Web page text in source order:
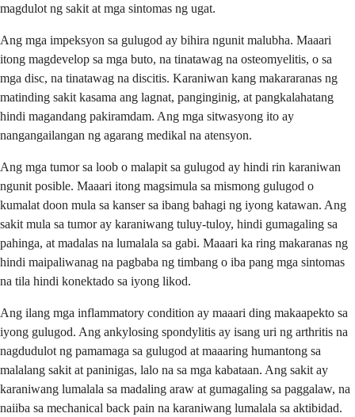
magdulot ng sakit at mga sintomas ng ugat.
Ang mga impeksyon sa gulugod ay bihira ngunit malubha. Maaari
itong magdevelop sa mga buto, na tinatawag na osteomyelitis, o sa
mga disc, na tinatawag na discitis. Karaniwan kang makararanas ng
matinding sakit kasama ang lagnat, panginginig, at pangkalahatang
hindi magandang pakiramdam. Ang mga sitwasyong ito ay
nangangailangan ng agarang medikal na atensyon.
Ang mga tumor sa loob o malapit sa gulugod ay hindi rin karaniwan
ngunit posible. Maaari itong magsimula sa mismong gulugod o
kumalat doon mula sa kanser sa ibang bahagi ng iyong katawan. Ang
sakit mula sa tumor ay karaniwang tuluy-tuloy, hindi gumagaling sa
pahinga, at madalas na lumalala sa gabi. Maaari ka ring makaranas ng
hindi maipaliwanag na pagbaba ng timbang o iba pang mga sintomas
na tila hindi konektado sa iyong likod.
Ang ilang mga inflammatory condition ay maaari ding makaapekto sa
iyong gulugod. Ang ankylosing spondylitis ay isang uri ng arthritis na
nagdudulot ng pamamaga sa gulugod at maaaring humantong sa
malalang sakit at paninigas, lalo na sa mga kabataan. Ang sakit ay
karaniwang lumalala sa madaling araw at gumagaling sa paggalaw, na
naiiba sa mechanical back pain na karaniwang lumalala sa aktibidad.